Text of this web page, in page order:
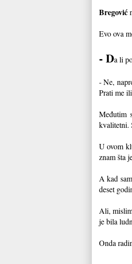
Bregović
Evo ova
- Da li
- Ne,
Prati me
Međutim
kvalitetni.
U ovom
znam šta
A kad
deset
Ali,
je bila
Onda